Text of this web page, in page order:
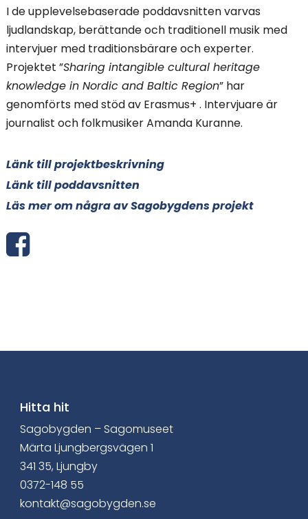
I de upplevelsebaserade poddavsnitten varvas
ljudlandskap, berättande och traditionell musik med
intervjuer med traditionsbärare och experter.
Projektet ”Sharing intangible cultural heritage
knowledge in Nordic and Baltic Region” har
genomförts med stöd av Erasmus+ . Intervjuare är
journalist och folkmusiker Amanda Kuranne.
Länk till projektbeskrivning
Länk till poddavsnitten
Läs mer om några av Sagobygdens projekt
S
e
i
a
F
a
Hitta hit
Sagobygden – Sagomuseet
Märta Ljungbergsvägen 1
341 35, Ljungby
0372-148 55
kontakt@sagobygden.se